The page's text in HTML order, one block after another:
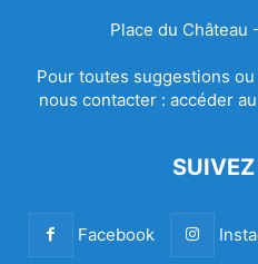
Place du Château
Pour toutes suggestions ou
nous contacter : accéder
Facebook